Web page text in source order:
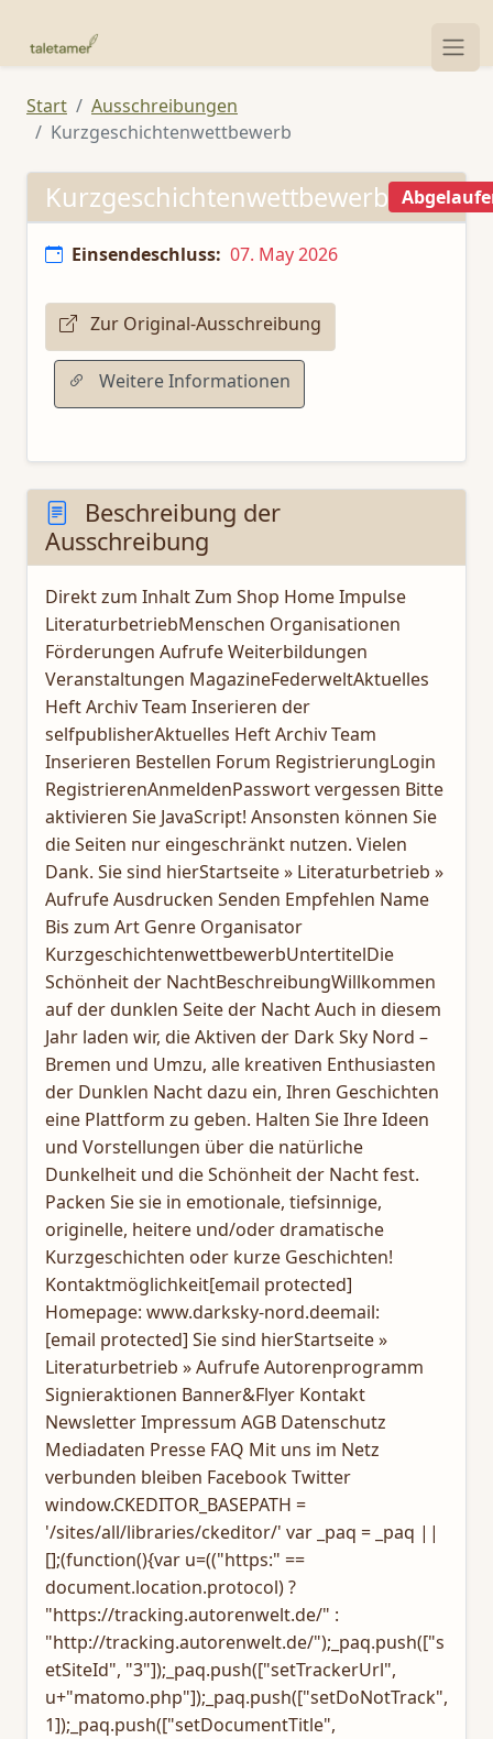
Start
Ausschreibungen
Kurzgeschichtenwettbewerb
Kurzgeschichtenwettbewerb
Einsendeschluss: 07. May 2026
Zur Original-Ausschreibung
Weitere Informationen
Beschreibung der
Ausschreibung
Direkt zum Inhalt Zum Shop Home Impulse
LiteraturbetriebMenschen Organisationen
Förderungen Aufrufe Weiterbildungen
Veranstaltungen MagazineFederweltAktuelles
Heft Archiv Team Inserieren der
selfpublisherAktuelles Heft Archiv Team
Inserieren Bestellen Forum RegistrierungLogin
RegistrierenAnmeldenPasswort vergessen Bitte
aktivieren Sie JavaScript! Ansonsten können Sie
die Seiten nur eingeschränkt nutzen. Vielen
Dank. Sie sind hierStartseite » Literaturbetrieb »
Aufrufe Ausdrucken Senden Empfehlen Name
Bis zum Art Genre Organisator
KurzgeschichtenwettbewerbUntertitelDie
Schönheit der NachtBeschreibungWillkommen
auf der dunklen Seite der Nacht Auch in diesem
Jahr laden wir, die Aktiven der Dark Sky Nord –
Bremen und Umzu, alle kreativen Enthusiasten
der Dunklen Nacht dazu ein, Ihren Geschichten
eine Plattform zu geben. Halten Sie Ihre Ideen
und Vorstellungen über die natürliche
Dunkelheit und die Schönheit der Nacht fest.
Packen Sie sie in emotionale, tiefsinnige,
originelle, heitere und/oder dramatische
Kurzgeschichten oder kurze Geschichten!
Kontaktmöglichkeit[email protected]
Homepage: www.darksky-nord.deemail:
[email protected] Sie sind hierStartseite »
Literaturbetrieb » Aufrufe Autorenprogramm
Signieraktionen Banner&Flyer Kontakt
Newsletter Impressum AGB Datenschutz
Mediadaten Presse FAQ Mit uns im Netz
verbunden bleiben Facebook Twitter ​
window.CKEDITOR_BASEPATH =
'/sites/all/libraries/ckeditor/' var _paq = _paq ||
[];(function(){var u=(("https:" ==
document.location.protocol) ?
"https://tracking.autorenwelt.de/" :
"http://tracking.autorenwelt.de/");_paq.push(["s
etSiteId", "3"]);_paq.push(["setTrackerUrl",
u+"matomo.php"]);_paq.push(["setDoNotTrack",
1]);_paq.push(["setDocumentTitle",